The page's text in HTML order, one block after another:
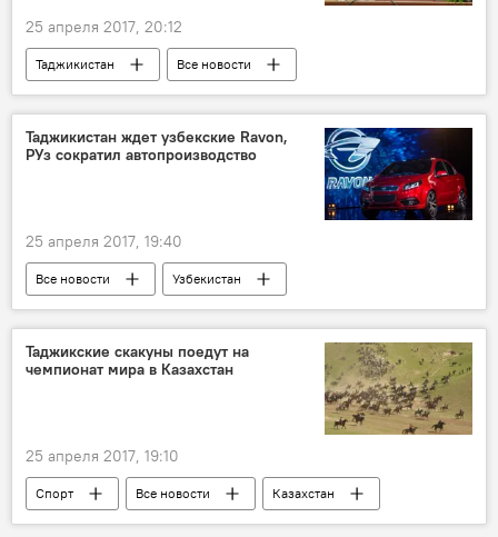
25 апреля 2017, 20:12
Таджикистан Все новости
Таджикистан ждет узбекские Ravon,
РУз сократил автопроизводство
25 апреля 2017, 19:40
Все новости
Узбекистан
производство
сокращение
Узбекистан и Таджикистан: новости
Центральная Азия
Транспорт
Таджикские скакуны поедут на
чемпионат мира в Казахстан
25 апреля 2017, 19:10
Спорт Все новости
Казахстан
чемпионат
скакуны